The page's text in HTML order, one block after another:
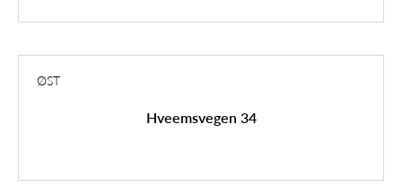
ØST
Hveemsvegen 34